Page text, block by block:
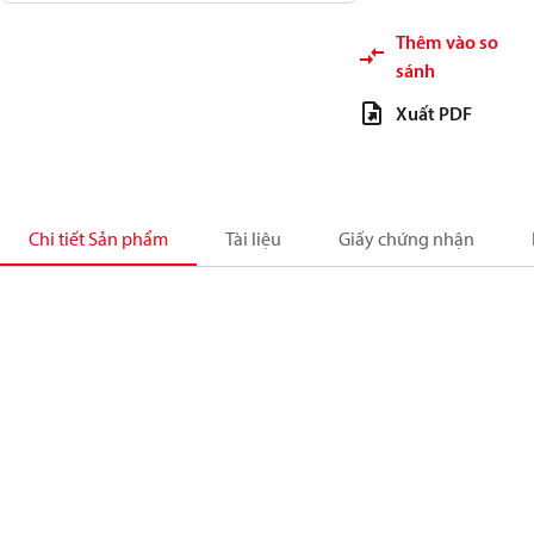
Thêm vào so
sánh
Xuất PDF
Chi tiết Sản phẩm Tài liệu Giấy chứng nhận